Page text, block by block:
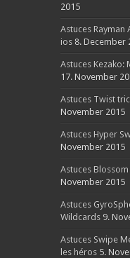
2015
Astuces
ios 8. December
Astuces Kezako:
17. November
Astuces Twist
November 2015
Astuces Hyper
November 2015
Astuces
November 2015
Astuces
Wildcards 9.
Astuces Swipe
les héros 5.